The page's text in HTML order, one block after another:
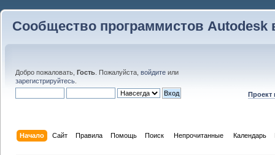
Сообщество программистов Autodesk
Добро пожаловать, Гость . Пожалуйста, войдите или
зарегистрируйтесь
Проект
Начало Сайт Правила Помощь Поиск Непрочитанные Календарь